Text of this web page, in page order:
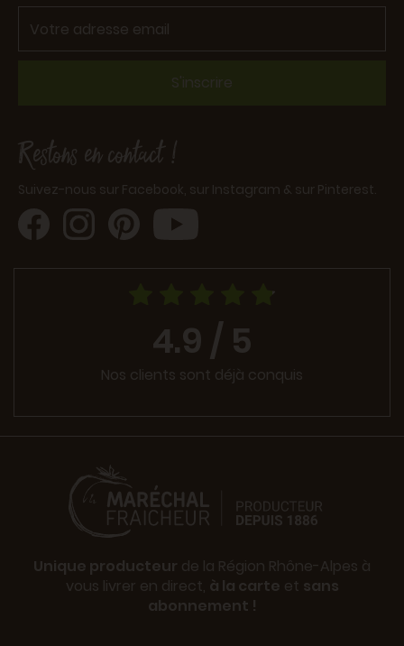
S'inscrire
Restons en contact !
Suivez-nous sur Facebook, sur Instagram & sur Pinterest.
4.9 / 5
Nos clients sont déjà conquis
Unique producteur de la Région Rhône-Alpes à
vous livrer en direct, à la carte et sans
abonnement !